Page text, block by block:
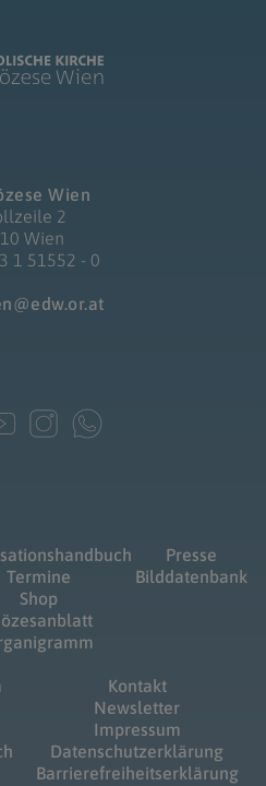
Wien
2
Wien
1 51552 - 0
Termine
Shop
Presse
Bilddatenbank
Kontakt
Newsletter
Impressum
Datenschutzerklärung
Barrierefreiheitserklärung